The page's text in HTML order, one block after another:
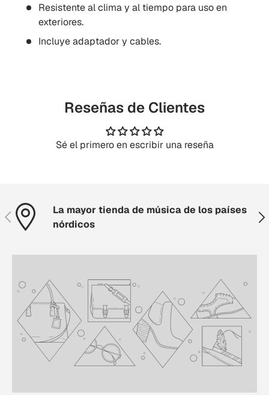
Resistente al clima y al tiempo para uso en
exteriores.
Incluye adaptador y cables.
Reseñas de Clientes
Sé el primero en escribir una reseña
Anterior
La mayor tienda de música de los países
nórdicos